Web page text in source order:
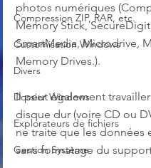
Compression ZIP, RAR, etc.
Customisation Windows
Divers
Dossier Windows
Explorateurs de fichiers
Gestion Système
photos numériques
Memory Stick,
SmartMedia, Microdrive,
Memory Drives.).
Il peut également
disque dur (voire CD ou
ne traite que les données
sans formatage du